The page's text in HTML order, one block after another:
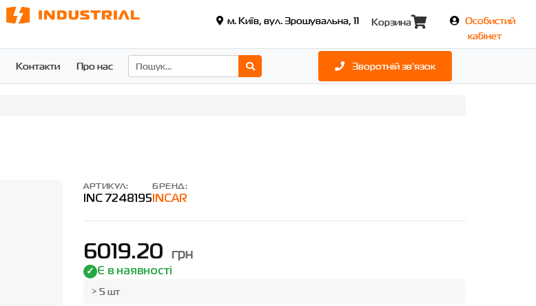
м. Київ, вул. Зрошувальна, 11 Корзина
Особистий
кабінет
Контакти Про нас Зворотній зв'язок
АРТИКУЛ:
INC 7248195
БРЕНД:
INCAR
6019.20 грн
Є в наявності
> 5 шт